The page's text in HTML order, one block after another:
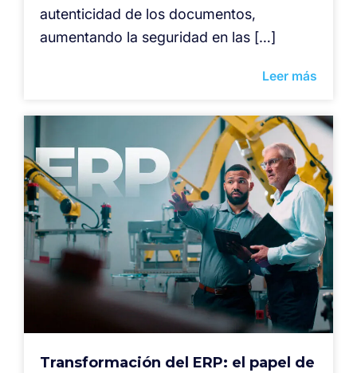
autenticidad de los documentos,
aumentando la seguridad en las […]
Leer más
Transformación del ERP: el papel de